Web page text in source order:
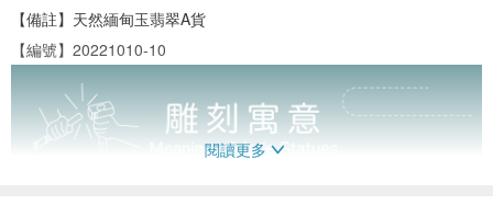
【備註】天然緬甸玉翡翠A貨
【編號】20221010-10
閱讀更多